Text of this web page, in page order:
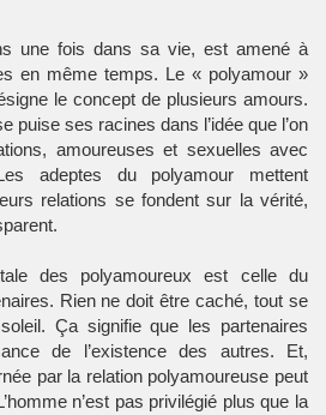
une fois dans sa vie, est amené à
en même temps. Le « polyamour »
le concept de plusieurs amours.
puise ses racines dans l’idée que l’on
amoureuses et sexuelles avec
adeptes du polyamour mettent
relations se fondent sur la vérité,
des polyamoureux est celle du
Rien ne doit être caché, tout se
Ça signifie que les partenaires
de l’existence des autres. Et,
par la relation polyamoureuse peut
n’est pas privilégié plus que la